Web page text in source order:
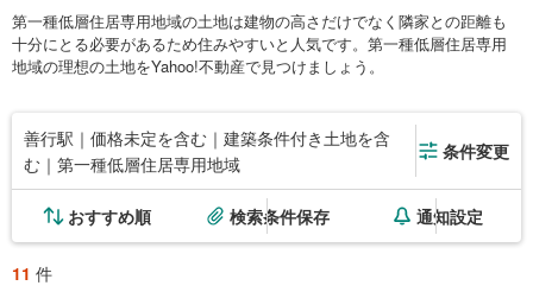
第一種低層住居専用地域の土地は建物の高さだけでなく隣家との距離も
十分にとる必要があるため住みやすいと人気です。第一種低層住居専用
地域の理想の土地をYahoo!不動産で見つけましょう。
善行駅｜価格未定を含む｜建築条件付き土地を含
む｜第一種低層住居専用地域
条件変更
おすすめ順 検索条件保存 通知設定
11 件